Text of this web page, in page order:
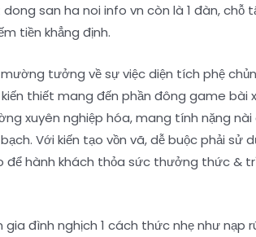
san ha noi info vn còn là 1 đàn, chỗ
tiền khẳng định.
tưởng về sự việc diện tích phệ
thiết mang đến phần đông game bài
xuyên nghiệp hóa, mang tính nặng nài
Với kiến tạo vồn vã, dễ buộc phải sử
để hành khách thỏa sức thưởng thức &
đình nghịch 1 cách thức nhẹ như nạp